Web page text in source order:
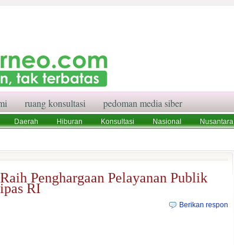
ruang konsultasi pedoman media siber
Daerah Hiburan Konsultasi Nasional Nusantara
Penghargaan Pelayanan Publik
RI
Berikan respon